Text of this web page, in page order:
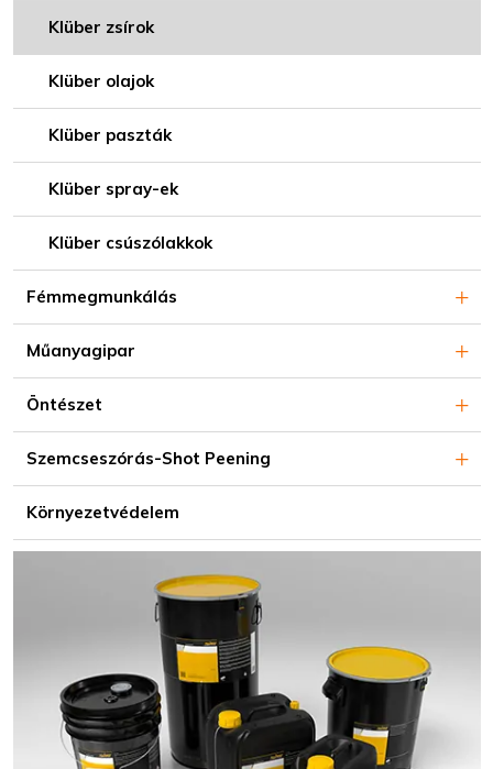
Klüber zsírok
Klüber olajok
Klüber paszták
Klüber spray-ek
Klüber csúszólakkok
Fémmegmunkálás
Műanyagipar
Öntészet
Szemcseszórás-Shot Peening
Környezetvédelem